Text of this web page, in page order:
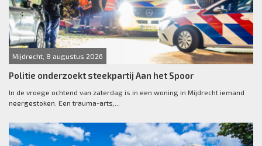
Mijdrecht, 8 augustus 2026
Politie onderzoekt steekpartij Aan het Spoor
In de vroege ochtend van zaterdag is in een woning in Mijdrecht iemand
neergestoken. Een trauma-arts,...